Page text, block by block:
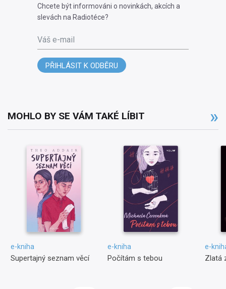
Chcete být informováni o novinkách, akcích a
slevách na Radiotéce?
Váš e-mail
PŘIHLÁSIT K ODBĚRU
MOHLO BY SE VÁM TAKÉ LÍBIT
e-kniha
Supertajný seznam věcí
e-kniha
Počítám s tebou
e-
Zlatá